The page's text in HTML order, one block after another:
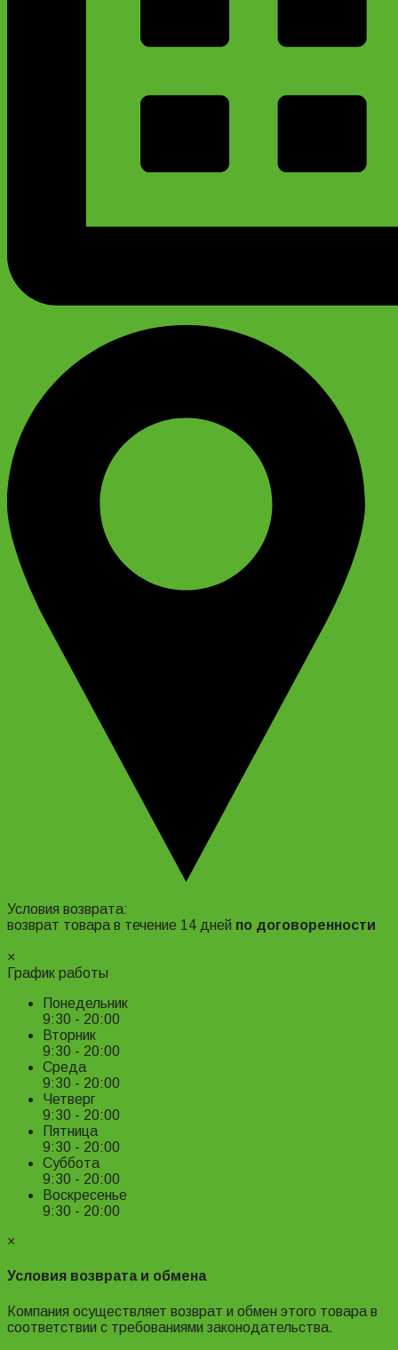
Условия возврата:
возврат товара в течение 14 дней по договоренности
×
График работы
Понедельник
9:30 - 20:00
Вторник
9:30 - 20:00
Среда
9:30 - 20:00
Четверг
9:30 - 20:00
Пятница
9:30 - 20:00
Суббота
9:30 - 20:00
Воскресенье
9:30 - 20:00
×
Условия возврата и обмена
Компания осуществляет возврат и обмен этого товара в
соответствии с требованиями законодательства.